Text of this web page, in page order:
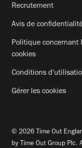
Recrutement
Avis de
Politique concernant
cookies
Conditions
Gérer les cookies
© 2026 Time Out
by Time Out Group Plc.